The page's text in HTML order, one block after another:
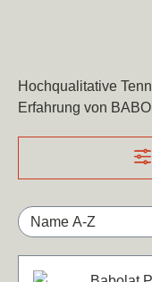
Hochqualitative
Erfahrung von